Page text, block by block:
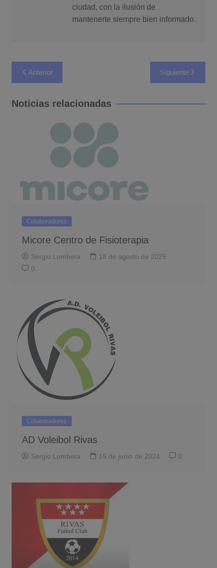
ciudad, con la ilusión de
mantenerte siempre bien informado.
Navegación
de
entradas
Anterior Siguiente
Noticias relacionadas
Colaboradores
Micore Centro de Fisioterapia
Sergio Lombera
18 de agosto de 2025
0
Colaboradores
AD Voleibol Rivas
Sergio Lombera 15 de junio de 2024 0